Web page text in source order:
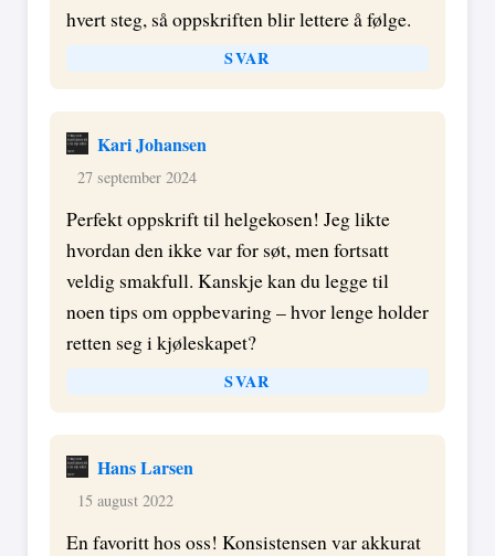
hvert steg, så oppskriften blir lettere å følge.
SVAR
Kari Johansen
27 september 2024
Perfekt oppskrift til helgekosen! Jeg likte
hvordan den ikke var for søt, men fortsatt
veldig smakfull. Kanskje kan du legge til
noen tips om oppbevaring – hvor lenge holder
retten seg i kjøleskapet?
SVAR
Hans Larsen
15 august 2022
En favoritt hos oss! Konsistensen var akkurat